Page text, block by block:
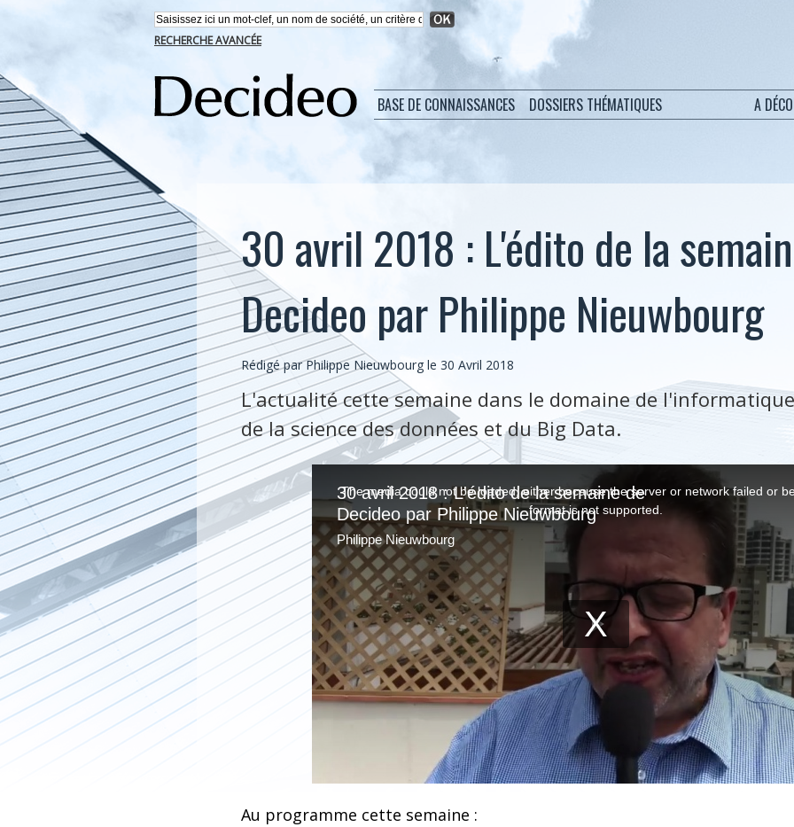
RECHERCHE AVANCÉE
BASE DE CONNAISSANCES DOSSIERS THÉMATIQUES A
30 avril 2018 : L'édito de la
Decideo par Philippe Nieuwbourg
Rédigé parPhilippe Nieuwbourgle 30 Avril 2018
L'actualité cette semaine dans le domaine de
de la science des données et du Big Data.
Au programme cette semaine :